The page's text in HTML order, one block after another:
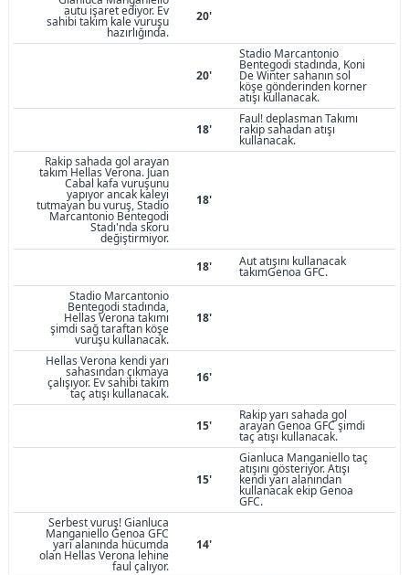
autu işaret ediyor. Ev
sahibi takım kale vuruşu
hazırlığında.
20'
20'
Stadio Marcantonio
Bentegodi stadında, Koni
De Winter sahanın sol
köşe gönderinden korner
atışı kullanacak.
18'
Faul! deplasman Takımı
rakip sahadan atışı
kullanacak.
Rakip sahada gol arayan
takım Hellas Verona. Juan
Cabal kafa vuruşunu
yapıyor ancak kaleyi
tutmayan bu vuruş, Stadio
Marcantonio Bentegodi
Stadı'nda skoru
değiştirmiyor.
18'
18' Aut atışını kullanacak
takımGenoa GFC.
Stadio Marcantonio
Bentegodi stadında,
Hellas Verona takımı
şimdi sağ taraftan köşe
vuruşu kullanacak.
18'
Hellas Verona kendi yarı
sahasından çıkmaya
çalışıyor. Ev sahibi takım
taç atışı kullanacak.
16'
15'
Rakip yarı sahada gol
arayan Genoa GFC şimdi
taç atışı kullanacak.
15'
Gianluca Manganiello taç
atışını gösteriyor. Atışı
kendi yarı alanından
kullanacak ekip Genoa
GFC.
Serbest vuruş! Gianluca
Manganiello Genoa GFC
yarı alanında hücumda
olan Hellas Verona lehine
faul çalıyor.
14'